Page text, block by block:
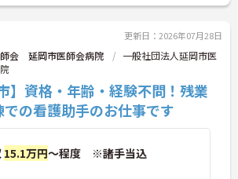
更新日：2026年07月28日
会 延岡市医師会病院
一般社団法人延岡市医
】資格・年齢・経験不問！残業
の看護助手のお仕事です
15.1万円～程度 ※諸手当込